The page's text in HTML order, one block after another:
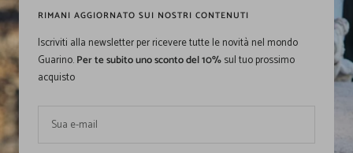
RIMANI AGGIORNATO SUI NOSTRI CONTENUTI
Iscriviti alla newsletter per ricevere tutte le novità nel mondo
Guarino.Per te subito uno sconto del 10%sul tuo prossimo
acquisto
Sua e-mail